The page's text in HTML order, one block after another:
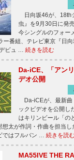
日向坂46が、18th
虫』を9月30日に発
今シングルのフォー
ー番組、テレビ東京『日
ビュ … 続きを読む
Da-iCE、「アン
デオ公開
Da-iCEが、最新曲
ックビデオを公開
はキリンビール「の
想太が作詞・作曲を担当
ではフルバン … 続きを読
MA55IVE THE